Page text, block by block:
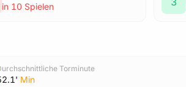
in 10 Spielen
Torminute
Min